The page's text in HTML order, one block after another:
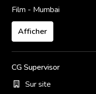
Film - Mumbai
Afficher
CG Supervisor
Sur site